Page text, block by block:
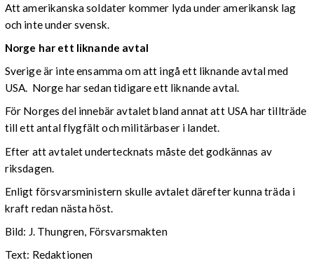
Att amerikanska soldater kommer lyda under amerikansk lag
och inte under svensk.
Norge har ett liknande avtal
Sverige är inte ensamma om att ingå ett liknande avtal med
USA. Norge har sedan tidigare ett liknande avtal.
För Norges del innebär avtalet bland annat att USA har tillträde
till ett antal flygfält och militärbaser i landet.
Efter att avtalet undertecknats måste det godkännas av
riksdagen.
Enligt försvarsministern skulle avtalet därefter kunna träda i
kraft redan nästa höst.
Bild: J. Thungren, Försvarsmakten
Text: Redaktionen